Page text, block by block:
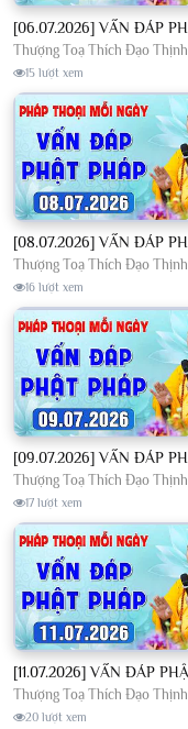
Thượng Toạ Thích Đạo Thịnh
15 lượt xem
Thượng Toạ Thích Đạo Thịnh
16 lượt xem
Thượng Toạ Thích Đạo Thịnh
17 lượt xem
Thượng Toạ Thích Đạo Thịnh
20 lượt xem